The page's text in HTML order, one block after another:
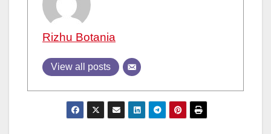
Rizhu Botania
View all posts